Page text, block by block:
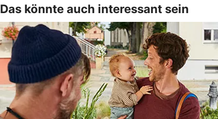
Das könnte auch interessant sein